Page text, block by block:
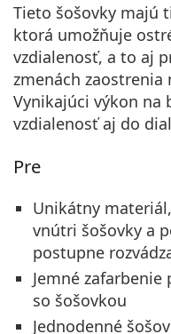
Tieto šošovky majú
ktorá umožňuje
vzdialenosť, a to aj
zmenách zaostrenia
Vynikajúci výkon na
vzdialenosť aj do
Pre
Unikátny
vnútri šošovky a
postupne
Jemné
so šošovkou
Jednodenné